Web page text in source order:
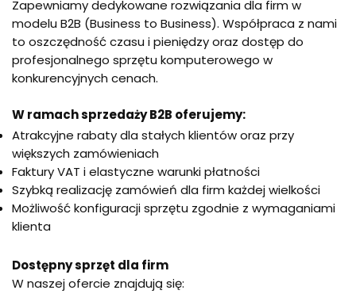
Zapewniamy dedykowane rozwiązania dla firm w
modelu B2B (Business to Business). Współpraca z nami
to oszczędność czasu i pieniędzy oraz dostęp do
profesjonalnego sprzętu komputerowego w
konkurencyjnych cenach.
W ramach sprzedaży B2B oferujemy:
Atrakcyjne rabaty dla stałych klientów oraz przy
większych zamówieniach
Faktury VAT i elastyczne warunki płatności
Szybką realizację zamówień dla firm każdej wielkości
Możliwość konfiguracji sprzętu zgodnie z wymaganiami
klienta
Dostępny sprzęt dla firm
W naszej ofercie znajdują się: